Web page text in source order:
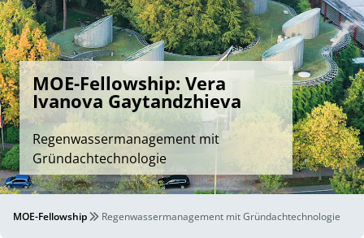
MOE-Fellowship: Vera
Ivanova Gaytandzhieva
Regenwassermanagement mit
Gründachtechnologie
MOE-Fellowship Regenwassermanagement mit Gründachtechnologie